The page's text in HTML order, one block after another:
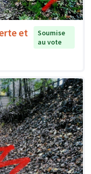
et
Soumise
au vote